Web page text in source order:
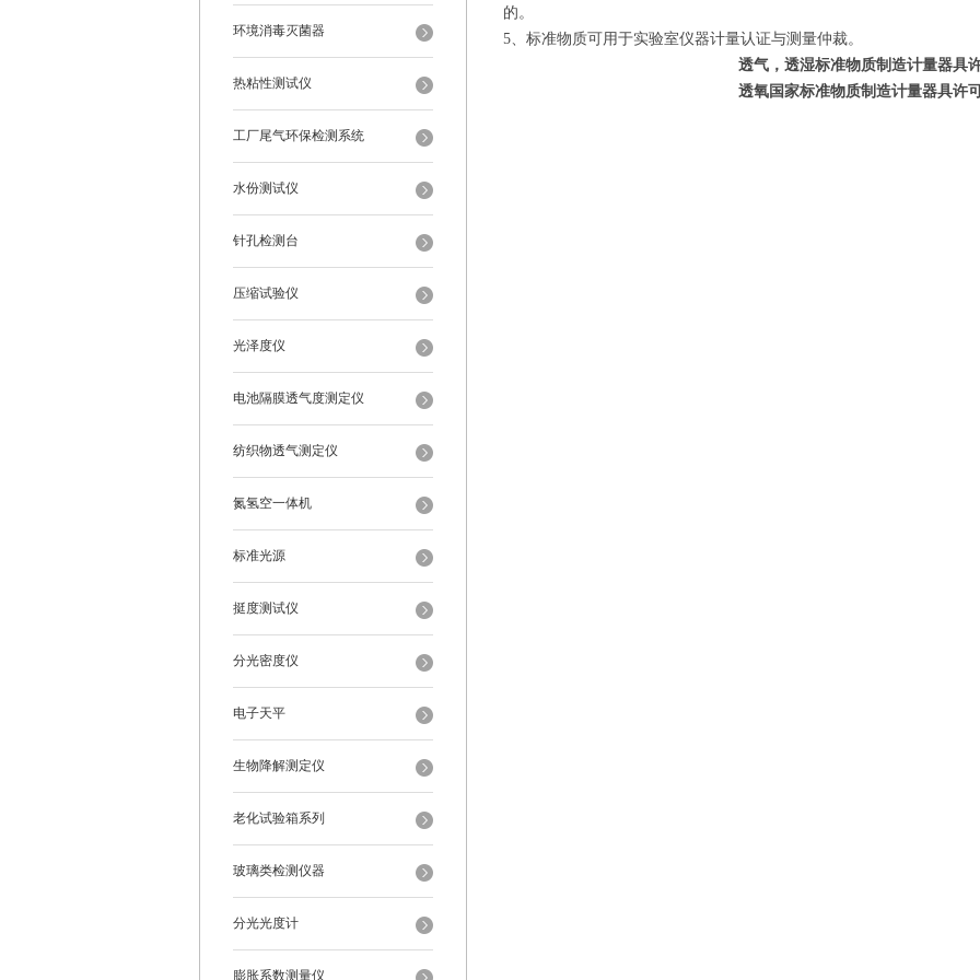
环境消毒灭菌器
热粘性测试仪
工厂尾气环保检测系统
水份测试仪
针孔检测台
压缩试验仪
光泽度仪
电池隔膜透气度测定仪
纺织物透气测定仪
氮氢空一体机
标准光源
挺度测试仪
分光密度仪
电子天平
生物降解测定仪
老化试验箱系列
玻璃类检测仪器
分光光度计
膨胀系数测量仪
的。
5、标准物质可用于实验室仪器计量认证与测量仲裁。
透气，透湿标准物质制造计量器具
透氧国家标准物质制造计量器具许